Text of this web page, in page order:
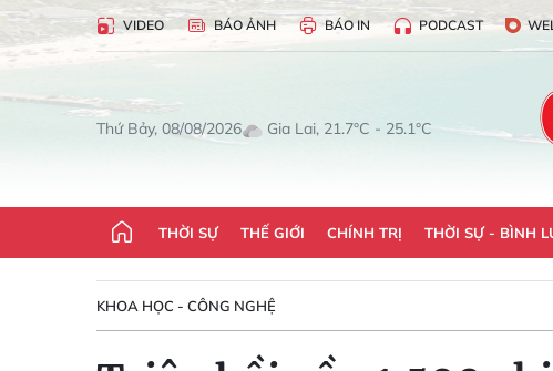
VIDEO BÁO ẢNH BÁO IN PODCAST
Thứ Bảy, 08/08/2026 Gia Lai, 21.7°C - 25.1°C
THỜI SỰ THẾ GIỚI CHÍNH TRỊ THỜI SỰ - BÌNH
KHOA HỌC - CÔNG NGHỆ